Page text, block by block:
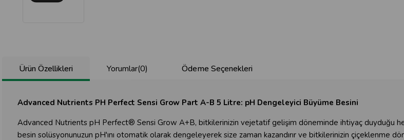
Ürün Özellikleri Yorumlar(0) Ödeme Seçenekleri
Advanced Nutrients PH Perfect Sensi Grow Part A-B 5 Litre: pH Dengeleyici Büyüme Besini
Advanced Nutrients pH Perfect® Sensi Grow A+B, bitkilerinizin vejetatif gelişim döneminde ihtiyaç duyduğu
besin solüsyonunuzun pH'ını otomatik olarak dengeleyerek size zaman kazandırır ve bitkilerinizin çiçeklenme